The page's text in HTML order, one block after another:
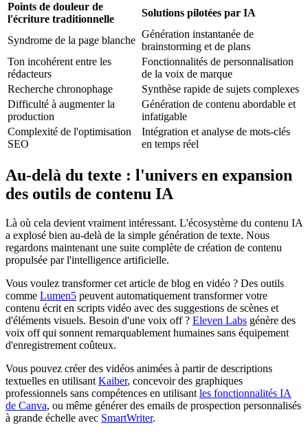
Points de douleur de
l'écriture traditionnelle
Solutions pilotées par IA
Syndrome de la page blanche
Génération instantanée de
brainstorming et de plans
Ton incohérent entre les
rédacteurs
Fonctionnalités de personnalisation
de la voix de marque
Recherche chronophage
Synthèse rapide de sujets complexes
Difficulté à augmenter la
production
Génération de contenu abordable et
infatigable
Complexité de l'optimisation
SEO
Intégration et analyse de mots-clés
en temps réel
Au-delà du texte : l'univers en expansion
des outils de contenu IA
Là où cela devient vraiment intéressant. L'écosystème du contenu IA
a explosé bien au-delà de la simple génération de texte. Nous
regardons maintenant une suite complète de création de contenu
propulsée par l'intelligence artificielle.
Vous voulez transformer cet article de blog en vidéo ? Des outils
comme Lumen5 peuvent automatiquement transformer votre
contenu écrit en scripts vidéo avec des suggestions de scènes et
d'éléments visuels. Besoin d'une voix off ? Eleven Labs génère des
voix off qui sonnent remarquablement humaines sans équipement
d'enregistrement coûteux.
Vous pouvez créer des vidéos animées à partir de descriptions
textuelles en utilisant Kaiber, concevoir des graphiques
professionnels sans compétences en utilisant les fonctionnalités IA
de Canva, ou même générer des emails de prospection personnalisés
à grande échelle avec SmartWriter.